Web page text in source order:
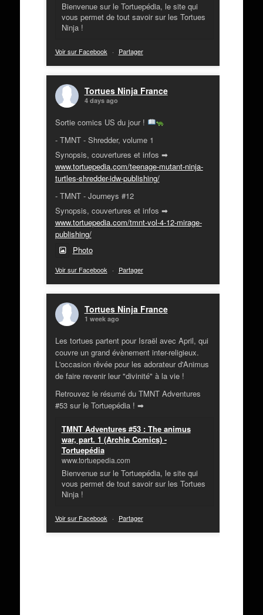
Bienvenue sur le Tortuepédia, le site qui
vous permet de tout savoir sur les Tortues
Ninja !
Voir sur Facebook · Partager
Tortues Ninja France
4 days ago
Sortie comics US du jour !
- TMNT - Shredder, volume 1
Synopsis, couvertures et infos ➡
www.tortuepedia.com/teenage-mutant-ninja-
turtles-shredder-idw-publishing/
- TMNT - Journeys #12
Synopsis, couvertures et infos ➡
www.tortuepedia.com/tmnt-vol-4-12-mirage-
publishing/
Photo
Voir sur Facebook · Partager
Tortues Ninja France
1 week ago
Les tortues partent pour Israël avec April, qui
couvre un grand évènement inter-religieux.
L'occasion rêvée pour les adorateur d'Animus
de faire revenir leur "divinité" à la vie !
Retrouvez le résumé du TMNT Adventures
#53 sur le Tortuepédia ! ➡
TMNT Adventures #53 : The animus
war, part. 1 (Archie Comics) -
Tortuepédia
www.tortuepedia.com
Bienvenue sur le Tortuepédia, le site qui
vous permet de tout savoir sur les Tortues
Ninja !
Voir sur Facebook · Partager